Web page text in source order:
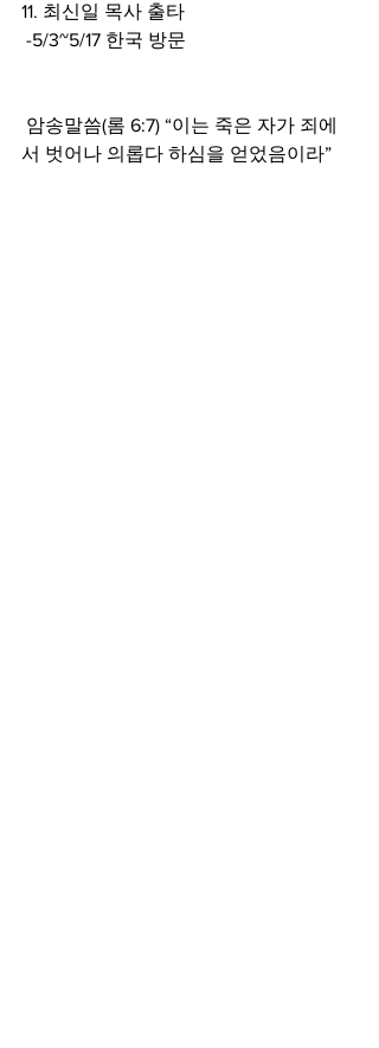
11. 최신일 목사 출타
-5/3~5/17 한국 방문
서 벗어나 의롭다 하심을 얻었음이라”